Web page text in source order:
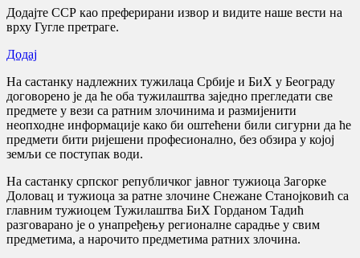
Додајте ССР као преферирани извор и видите наше вести на
врху Гугле претраге.
Додај
На састанку надлежних тужилаца Србије и БиХ у Београду
договорено је да ће оба тужилаштва заједно прегледати све
предмете у вези са ратним злочинима и размијенити
неопходне информације како би оштећени били сигурни да ће
предмети бити ријешени професионално, без обзира у којој
земљи се поступак води.
На састанку српског републичког јавног тужиоца Загорке
Доловац и тужиоца за ратне злочине Снежане Станојковић са
главним тужиоцем Тужилаштва БиХ Горданом Тадић
разговарано је о унапређењу регионалне сарадње у свим
предметима, а нарочито предметима ратних злочина.